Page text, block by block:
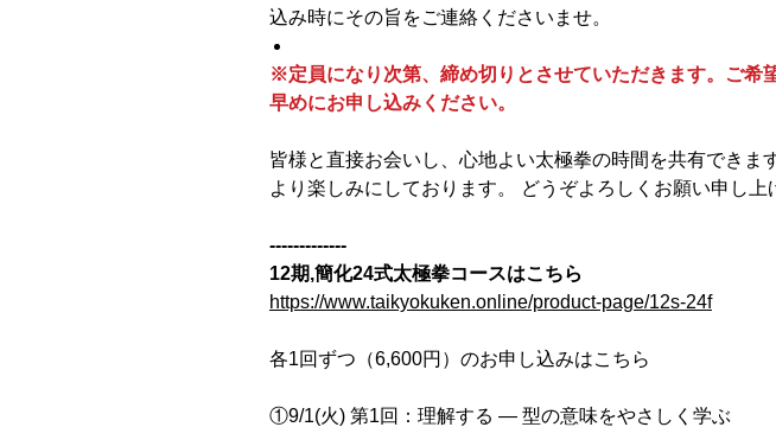
込み時にその旨をご連絡くださいませ。
※定員になり次第、締め切りとさせていただきます。ご希
早めにお申し込みください。
皆様と直接お会いし、心地よい太極拳の時間を共有できま
より楽しみにしております。 どうぞよろしくお願い申し上
-------------
12期,簡化24式太極拳コースはこちら
https://www.taikyokuken.online/product-page/12s-24f
各1回ずつ（6,600円）のお申し込みはこちら
①9/1(火) 第1回：理解する ― 型の意味をやさしく学ぶ